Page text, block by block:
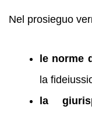
Nel prosieguo
le norme
la
la